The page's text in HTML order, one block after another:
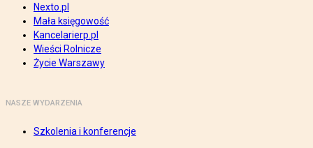
Nexto.pl
Mała księgowość
Kancelarierp.pl
Wieści Rolnicze
Życie Warszawy
NASZE WYDARZENIA
Szkolenia i konferencje